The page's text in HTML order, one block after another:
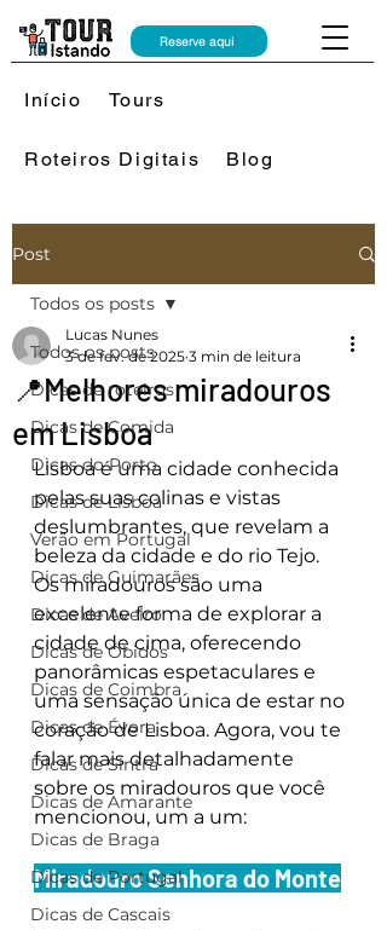
Reserve aqui
Início Tours
Roteiros Digitais Blog
Post
Todos os posts
Dicas de roteiros
Dicas de Comida
Dicas do Porto
Dicas de Lisboa
Verão em Portugal
Dicas de Guimarães
Dicas de Aveiro
Dicas de Óbidos
Dicas de Coimbra
Dicas de Évora
Dicas de Sintra
Dicas de Amarante
Dicas de Braga
Dicas de Portugal
Dicas de Cascais
Todos os posts
📍Melhores miradouros
em Lisboa
Lucas Nunes
3 de fev. de 2025 3 min de leitura
Lisboa é uma cidade conhecida
pelas suas colinas e vistas
deslumbrantes, que revelam a
beleza da cidade e do rio Tejo.
Os miradouros são uma
excelente forma de explorar a
cidade de cima, oferecendo
panorâmicas espetaculares e
uma sensação única de estar no
coração de Lisboa. Agora, vou te
falar mais detalhadamente
sobre os miradouros que você
mencionou, um a um:
Miradouro Senhora do Monte